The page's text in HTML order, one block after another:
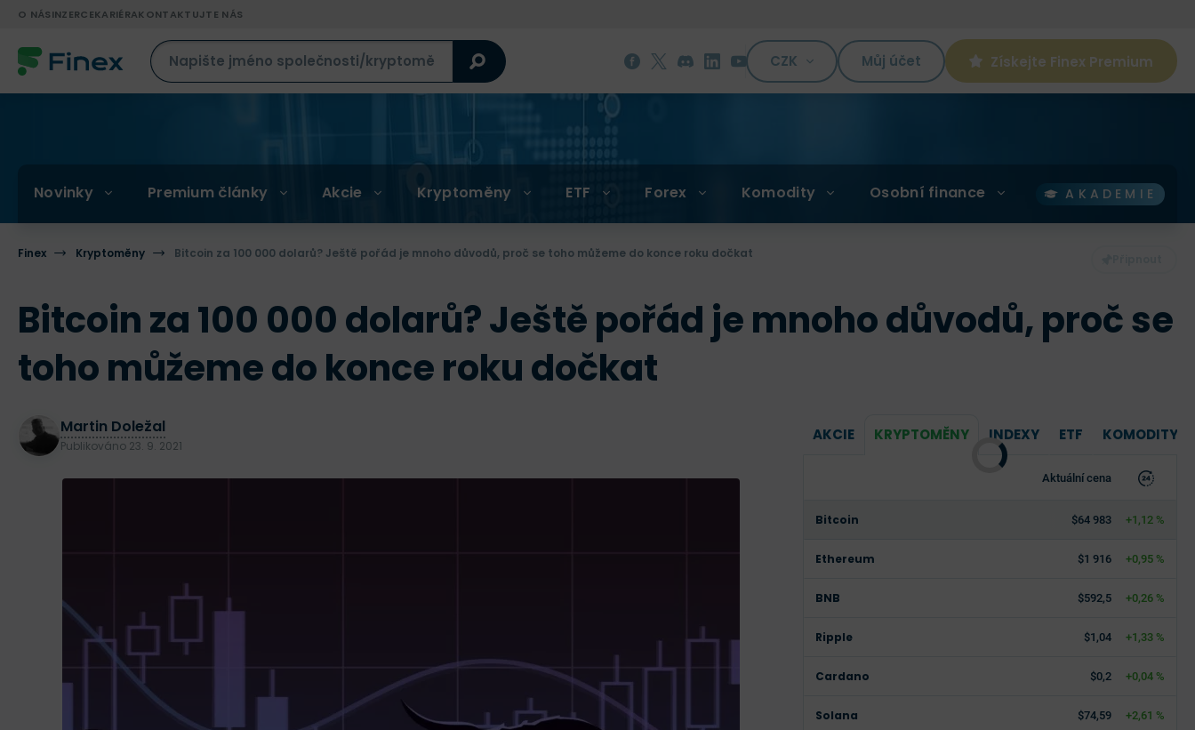
O NÁSINZERCEKARIÉRAKONTAKTUJTE NÁS
CZK Můj účet Získejte Finex Premium
Novinky Premium články Akcie Kryptoměny ETF Forex Komodity Osobní finance AKADEMIE
Finex Kryptoměny Bitcoin za 100 000 dolarů? Ještě pořád je mnoho důvodů, proč se toho můžeme do konce roku dočkat
Bitcoin za 100 000 dolarů? Ještě pořád je mnoho důvodů, proč se
toho můžeme do konce roku dočkat
Martin Doležal
Publikováno 23. 9. 2021
AKCIE KRYPTOMĚNY INDEXY ETF KOMODITY
Aktuální cena
Bitcoin $64 983 +1,12 %
Ethereum $1 916 +0,95 %
BNB $592,5 +0,26 %
Ripple $1,04 +1,33 %
Cardano $0,2 +0,04 %
Solana $74,59 +2,61 %